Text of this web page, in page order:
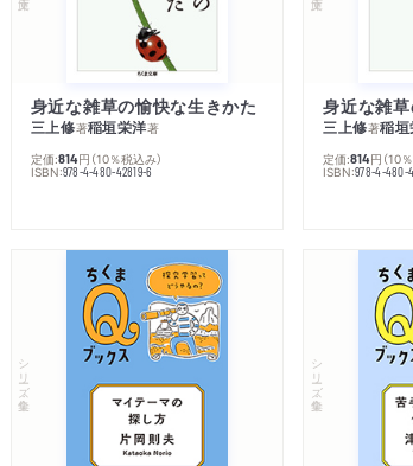
身近な雑草の愉快な生きかた
三上修著稲垣栄洋著
定価:814円 （10％税込み）
ISBN:978-4-480-42819-6
身近な雑
三上修著稲
定価:814円 （10
ISBN:978-4-480-
シリーズ・全集 シリーズ・全集